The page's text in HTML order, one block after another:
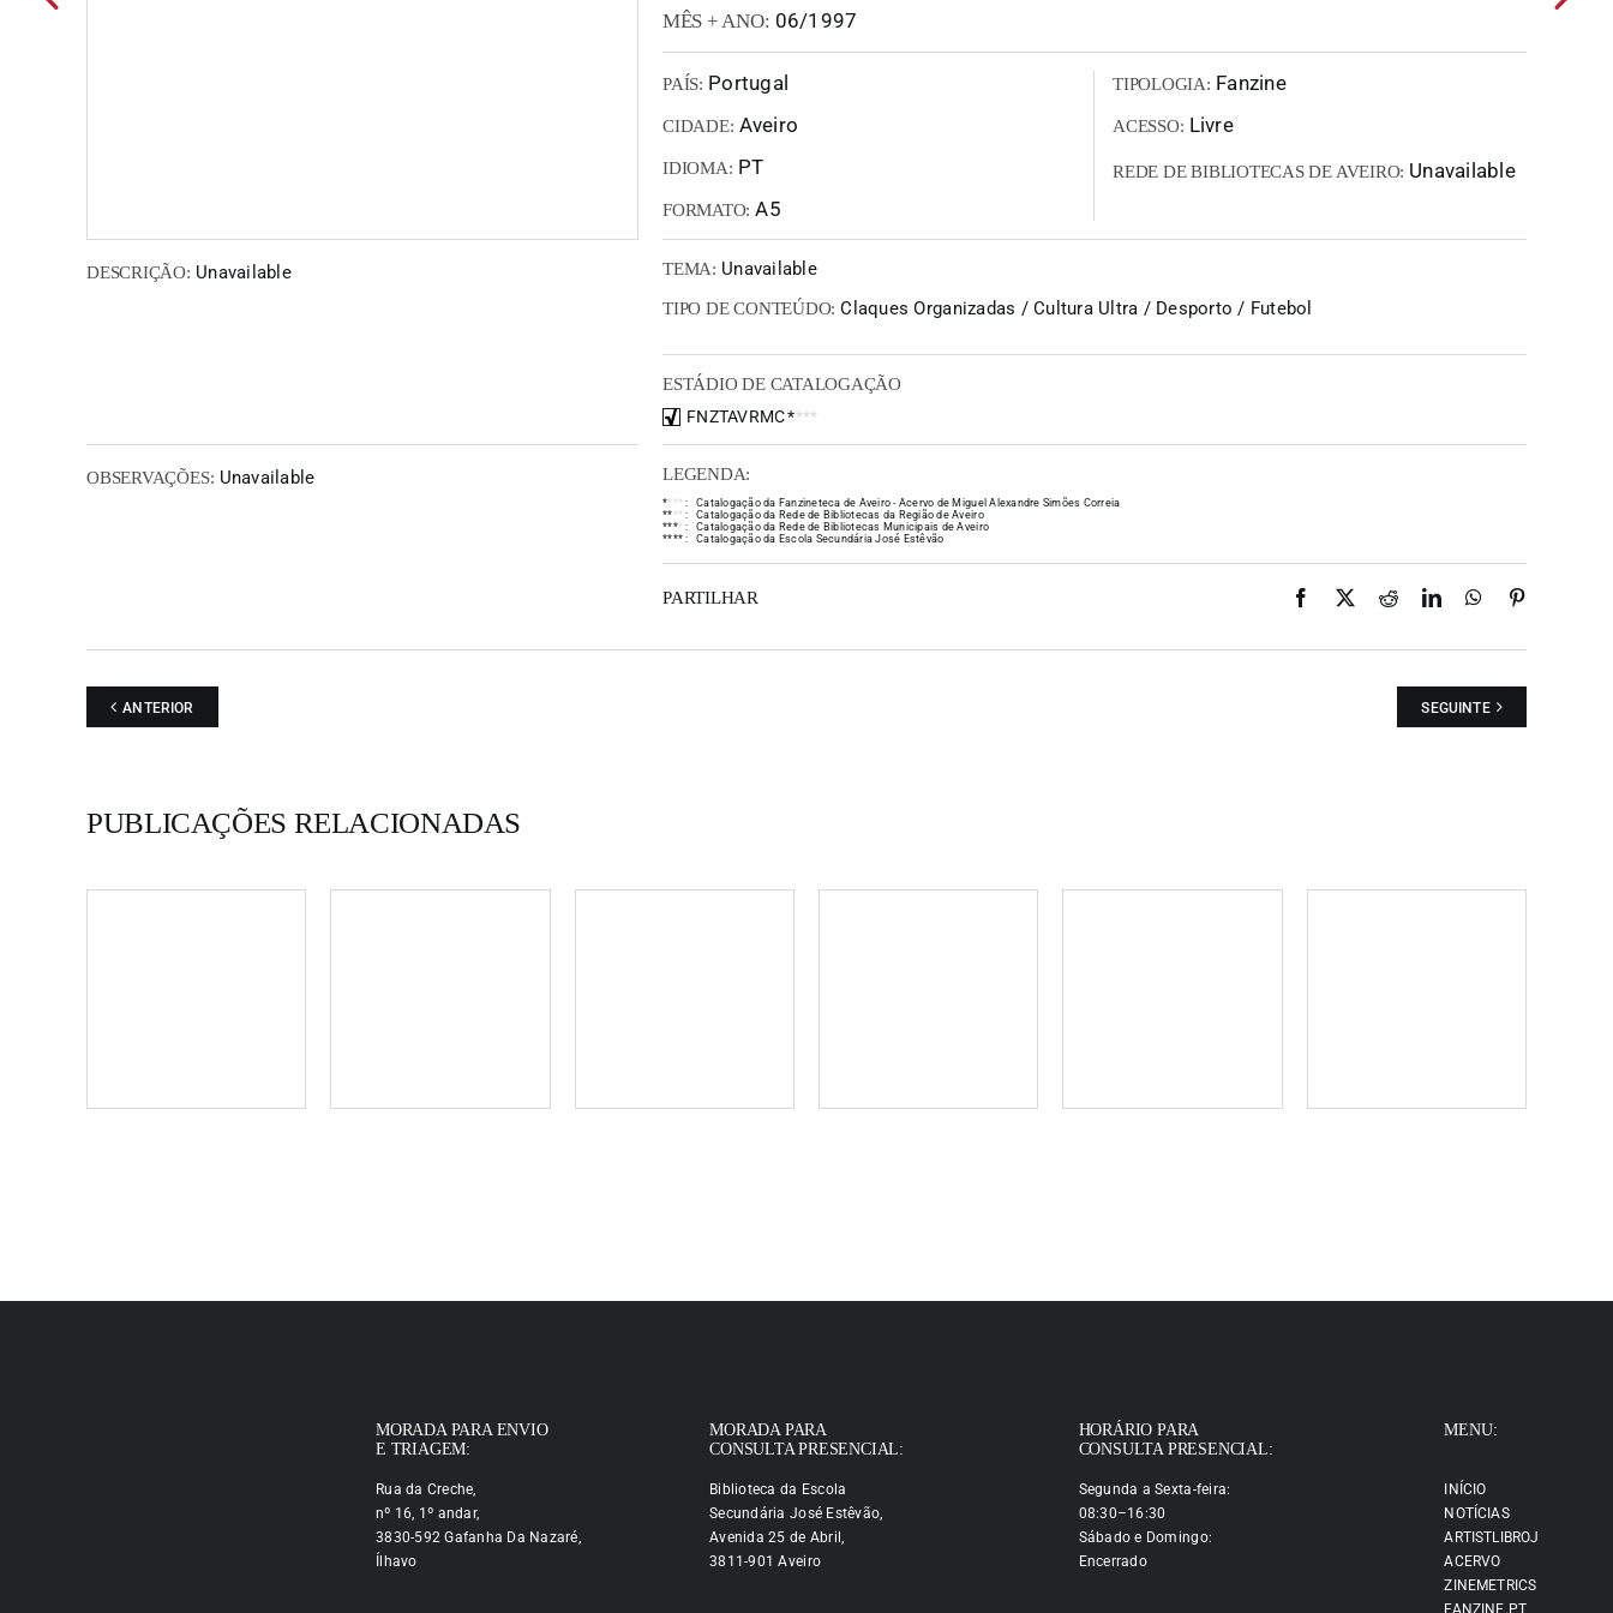
MÊS + ANO: 06/1997
PAÍS: Portugal
CIDADE: Aveiro
IDIOMA: PT
FORMATO: A5
TIPOLOGIA: Fanzine
ACESSO: Livre
REDE DE BIBLIOTECAS DE AVEIRO: Unavailable
DESCRIÇÃO: Unavailable TEMA: Unavailable
TIPO DE CONTEÚDO: Claques Organizadas / Cultura Ultra / Desporto / Futebol
ESTÁDIO DE CATALOGAÇÃO
FNZTAVRMC****
OBSERVAÇÕES: Unavailable LEGENDA:
** * * :
Catalogação da Fanzineteca de Aveiro - Acervo de Miguel Alexandre Simões Correia
** * * :
Catalogação da Rede de Bibliotecas da Região de Aveiro
**** :
Catalogação da Rede de Bibliotecas Municipais de Aveiro
**** : Catalogação da Escola Secundária José Estêvão
PARTILHAR Facebook
X RedditLinkedInWhatsApp
ANTERIOR SEGUINTE
PUBLICAÇÕES RELACIONADAS
MORADA PARA ENVIO
E TRIAGEM:
Rua da Creche,
nº 16, 1º andar,
3830-592 Gafanha Da Nazaré,
Ílhavo
MORADA PARA
CONSULTA PRESENCIAL:
Biblioteca da Escola
Secundária José Estêvão,
Avenida 25 de Abril,
3811-901 Aveiro
HORÁRIO PARA
CONSULTA PRESENCIAL:
Segunda a Sexta-feira:
08:30–16:30
Sábado e Domingo:
Encerrado
MENU:
INÍCIO
NOTÍCIAS
ARTISTLIBROJ
ACERVO
ZINEMETRICS